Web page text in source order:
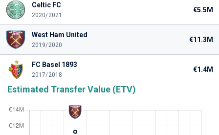
Celtic FC
2020/2021
€5.5M
West Ham United
2019/2020
€11.3M
FC Basel 1893
2017/2018
€1.4M
Estimated Transfer Value (ETV)